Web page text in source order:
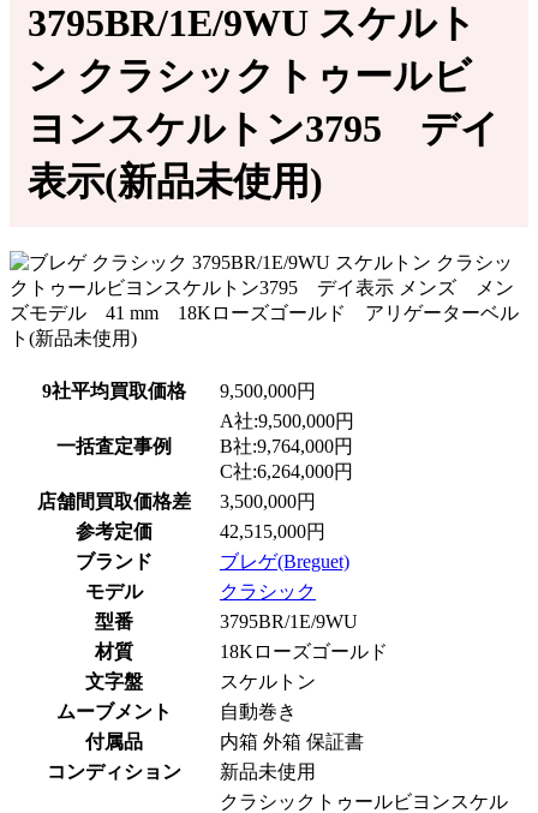
3795BR/1E/9WU スケルト
ン クラシックトゥールビ
ヨンスケルトン3795 デイ
表示(新品未使用)
9社平均買取価格 9,500,000円
一括査定事例
A社:9,500,000円
B社:9,764,000円
C社:6,264,000円
店舗間買取価格差
3,500,000円
参考定価
42,515,000円
ブランド
ブレゲ(Breguet)
モデル
クラシック
型番
3795BR/1E/9WU
材質
18Kローズゴールド
文字盤
スケルトン
ムーブメント
自動巻き
付属品
内箱 外箱 保証書
コンディション
新品未使用
クラシックトゥールビヨンスケル